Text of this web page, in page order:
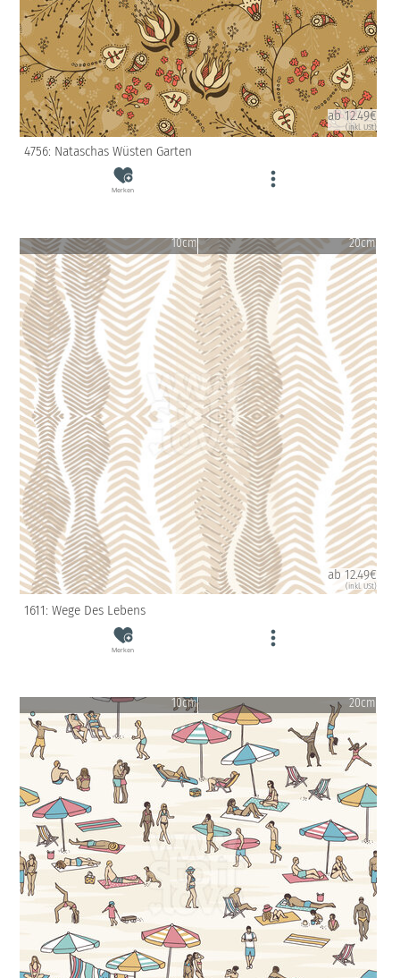
ab 12.49€
(inkl. USt)
4756: Nataschas Wüsten Garten
Merken
10cm 20cm
ab 12.49€
(inkl. USt)
1611: Wege Des Lebens
Merken
10cm 20cm